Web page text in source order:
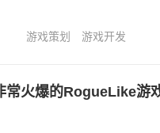
游戏策划 游戏开发
常火爆的RogueLike游